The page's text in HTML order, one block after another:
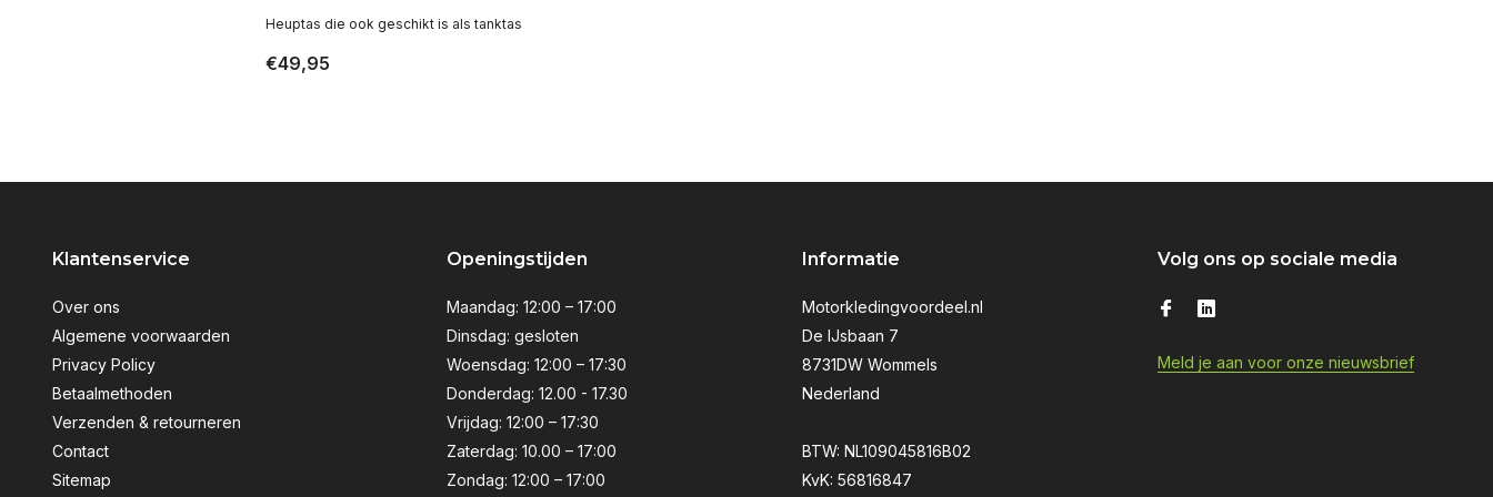
Heuptas die ook geschikt is als tanktas
€49,95
Klantenservice
Over ons
Algemene voorwaarden
Privacy Policy
Betaalmethoden
Verzenden & retourneren
Contact
Sitemap
Openingstijden
Maandag: 12:00 – 17:00
Dinsdag: gesloten
Woensdag: 12:00 – 17:30
Donderdag: 12.00 - 17.30
Vrijdag: 12:00 – 17:30
Zaterdag: 10.00 – 17:00
Zondag: 12:00 – 17:00
Informatie
Motorkledingvoordeel.nl
De IJsbaan 7
8731DW Wommels
Nederland
BTW: NL109045816B02
KvK: 56816847
Volg ons op sociale media
Meld je aan voor onze nieuwsbrief